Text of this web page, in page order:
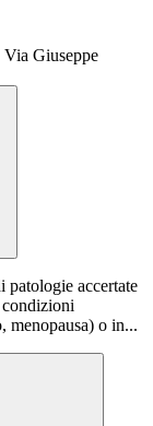
Via Giuseppe
patologie accertate
menopausa) o in...